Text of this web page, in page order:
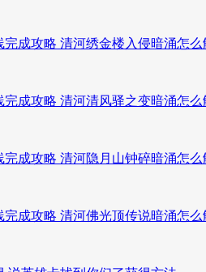
成攻略 清河绣金楼入侵暗涌怎么
成攻略 清河清风驿之变暗涌怎么
成攻略 清河隐月山钟碎暗涌怎么
成攻略 清河佛光顶传说暗涌怎么